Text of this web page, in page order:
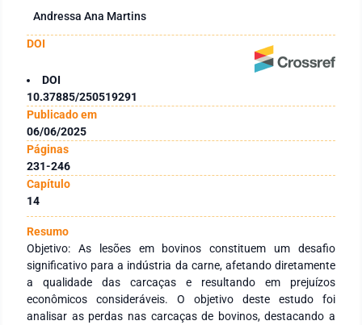
Andressa Ana Martins
DOI
DOI
10.37885/250519291
Publicado em
06/06/2025
Páginas
231-246
Capítulo
14
Resumo
Objetivo: As lesões em bovinos constituem um desafio
significativo para a indústria da carne, afetando diretamente
a qualidade das carcaças e resultando em prejuízos
econômicos consideráveis. O objetivo deste estudo foi
analisar as perdas nas carcaças de bovinos, destacando a